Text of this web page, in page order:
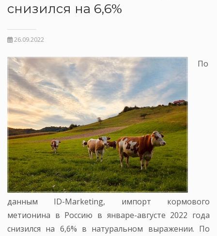
снизился на 6,6%
26.09.2022
По
данным ID-Marketing, импорт кормового
метионина в Россию в январе-августе 2022 года
снизился на 6,6% в натуральном выражении. По